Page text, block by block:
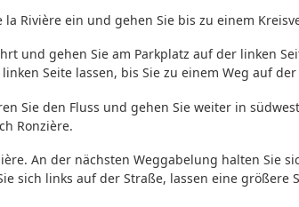
la Rivière ein und gehen Sie bis zu einem
und gehen Sie am Parkplatz auf der linken
Seite lassen, bis Sie zu einem Weg auf
Sie den Fluss und gehen Sie weiter in
Ronzière.
An der nächsten Weggabelung halten Sie
sich links auf der Straße, lassen eine größere